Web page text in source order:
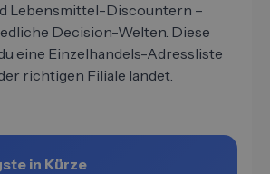
Lebensmittel-Discountern –
Decision-Welten. Diese
eine Einzelhandels-Adressliste
richtigen Filiale landet.
in Kürze